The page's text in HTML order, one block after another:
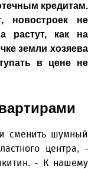
кредитам.
новостроек не
растут, как на
земли хозяева
в цене не
сменить шумный
центра, -
- К нашему